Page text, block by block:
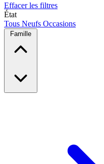
Effacer les filtres
État
Tous Neufs Occasions
Famille